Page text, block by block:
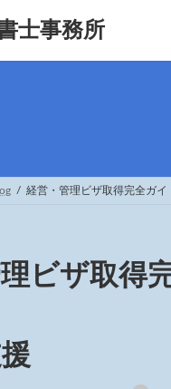
士事務所
経営・管理ビザ取得
ビザ取得
業・